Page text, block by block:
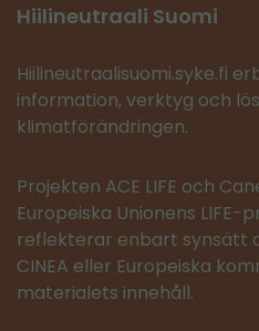
Hiilineutraali Suomi
Hiilineutraalisuomi.syke.fi
information, verktyg och
klimatförändringen.
Projekten ACE LIFE och
Europeiska Unionens
reflekterar enbart synsätt
CINEA eller Europeiska
materialets innehåll.